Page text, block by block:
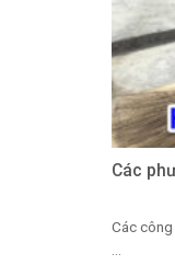
Các
Các
...